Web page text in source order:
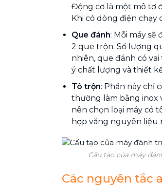
Động cơ là một mô tơ
Khi có dòng điện chạy
Que đánh: Mỗi máy
2 que trộn. Số lượng
nhiên, que đánh có
ý chất lượng và thiết
Tô trộn: Phần này chỉ
thường làm bằng inox
nên chọn loại máy có
hợp văng nguyên liệu
Cấu tạo của máy
Các nguyên tắc